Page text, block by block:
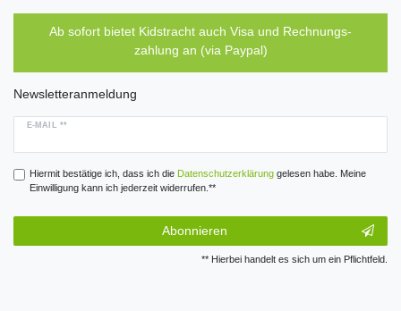
Ab sofort bietet Kidstracht auch Visa und Rechnungs-
zahlung an (via Paypal)
Newsletteranmeldung
E-MAIL **
Hiermit bestätige ich, dass ich die Daten­schutz­erklärunggelesen habe. Meine
Einwilligung kann ich jederzeit widerrufen.**
Abonnieren
** Hierbei handelt es sich um ein Pflichtfeld.